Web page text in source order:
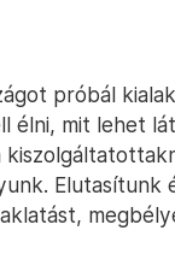
próbál
élni, mit lehet
Elutasítunk